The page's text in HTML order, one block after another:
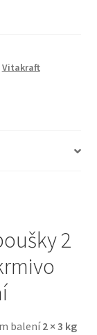
Vitakraft
2
balení2 × 3 kg